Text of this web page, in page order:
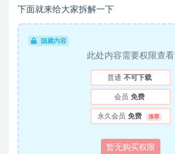
下面就来给大家拆解一下
隐藏内容
此处内容需要权限查看
普通 不可下载
会员 免费
永久会员 免费 推荐
暂无购买权限